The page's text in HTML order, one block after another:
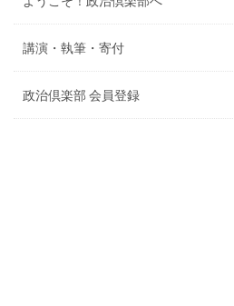
講演・執筆・寄付
政治倶楽部 会員登録